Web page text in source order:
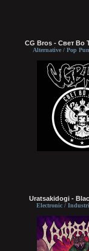
CG Bros - Свет Во
Alternative / Pop
Uratsakidogi -
Electronic /